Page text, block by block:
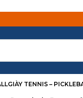
GIÀY TENNIS –